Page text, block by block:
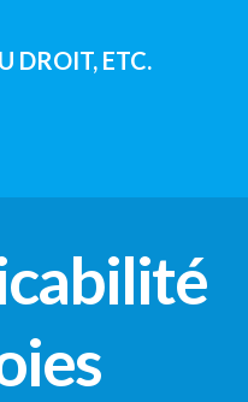
DROIT, ETC.